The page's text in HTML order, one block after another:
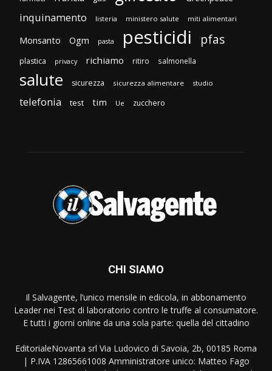
inquinamento listeria ministero salute miti alimentari
Monsanto Ogm pasta pesticidi pfas
plastica privacy richiamo ritiro salmonella
salute sicurezza sicurezza alimentare studio
telefonia test tim Ue zucchero
CHI SIAMO
Il Salvagente, l’unico mensile in edicola, in abbonamento
Leader nei Test di laboratorio contro le truffe al consumatore.
E tutti i giorni online da una sola parte: quella del cittadino
EditorialeNovanta srl Via Ludovico di Savoia, 2b, 00185 Roma
| P.IVA 12865661008 Amministratore unico: Matteo Fago